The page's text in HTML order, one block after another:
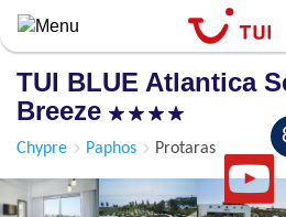
Aller
au
principal
TUI BLUE Atlantica
Breeze
Chypre Paphos Protaras